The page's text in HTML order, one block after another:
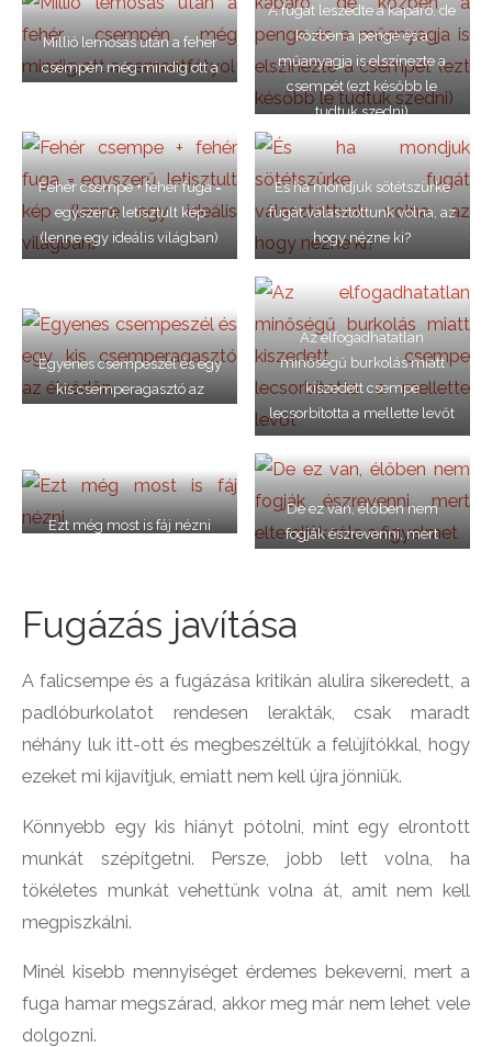
Millió lemosás után a fehér
csempén még mindig ott a
A fugát leszedte a kaparó, de
közben a penge és a
műanyagja is elszínezte a
csempét (ezt később le
tudtuk szedni)
Fehér csempe + fehér fuga =
egyszerű, letisztult kép
(lenne egy ideális világban)
És ha mondjuk sötétszürke
fugát választottunk volna, az
hogy nézne ki?
Egyenes csempeszél és egy
kis csemperagasztó az
Az elfogadhatatlan
minőségű burkolás miatt
kiszedett csempe
lecsorbította a mellette levőt
Ezt még most is fáj nézni
De ez van, élőben nem
fogják észrevenni, mert
Fugázás javítása
A falicsempe és a fugázása kritikán alulira sikeredett, a
padlóburkolatot rendesen lerakták, csak maradt
néhány luk itt-ott és megbeszéltük a felújítókkal, hogy
ezeket mi kijavítjuk, emiatt nem kell újra jönniük.
Könnyebb egy kis hiányt pótolni, mint egy elrontott
munkát szépítgetni. Persze, jobb lett volna, ha
tökéletes munkát vehettünk volna át, amit nem kell
megpiszkálni.
Minél kisebb mennyiséget érdemes bekeverni, mert a
fuga hamar megszárad, akkor meg már nem lehet vele
dolgozni.